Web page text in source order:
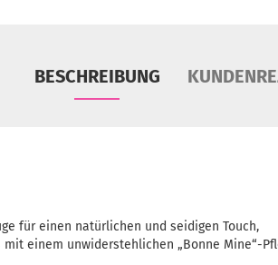
BESCHREIBUNG
für einen natürlichen und seidigen Touch,
mit einem unwiderstehlichen „Bonne Mine“-